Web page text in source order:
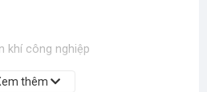
khí công nghiệp
Nén Khí Shell Corena S3 R
thêm